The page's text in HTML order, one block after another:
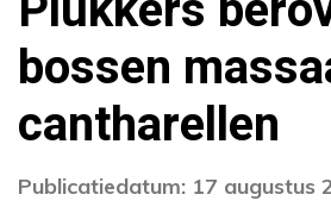
bossen
cantharellen
Publicatiedatum: 17 augustus